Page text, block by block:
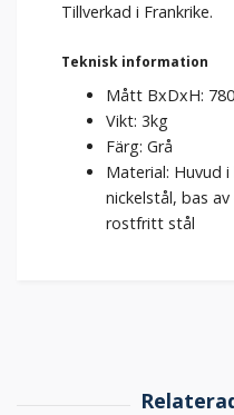
Tillverkad i Frankrike.
Teknisk information
Mått BxDxH:
Vikt: 3kg
Färg: Grå
Material: Huvud
nickelstål, bas
rostfritt stål